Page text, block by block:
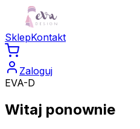
SklepKontakt
Zaloguj
EVA-D
Witaj ponownie